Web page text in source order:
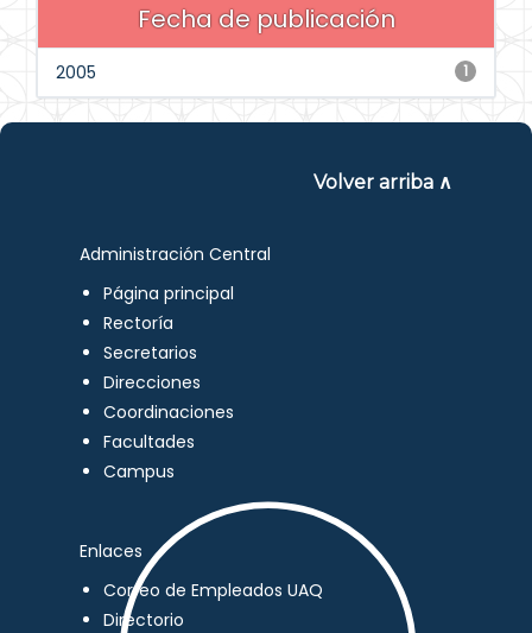
Fecha de publicación
1
2005
Volver arriba ∧
Administración Central
Página principal
Rectoría
Secretarios
Direcciones
Coordinaciones
Facultades
Campus
Enlaces
Correo de Empleados UAQ
Directorio